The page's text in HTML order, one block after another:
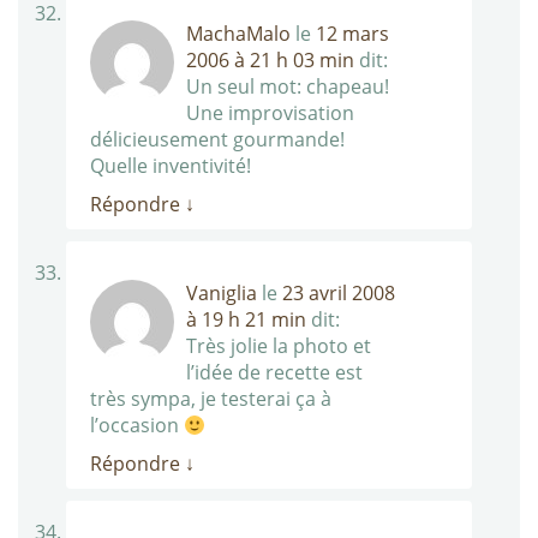
MachaMalo le 12 mars
2006 à 21 h 03 min dit:
Un seul mot: chapeau!
Une improvisation
délicieusement gourmande!
Quelle inventivité!
Répondre ↓
Vaniglia le 23 avril 2008
à 19 h 21 min dit:
Très jolie la photo et
l’idée de recette est
très sympa, je testerai ça à
l’occasion
Répondre ↓